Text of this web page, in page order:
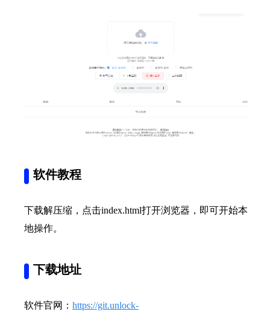
软件教程
下载解压缩，点击index.html打开浏览器，即可开始本
地操作。
下载地址
软件官网： https://git.unlock-